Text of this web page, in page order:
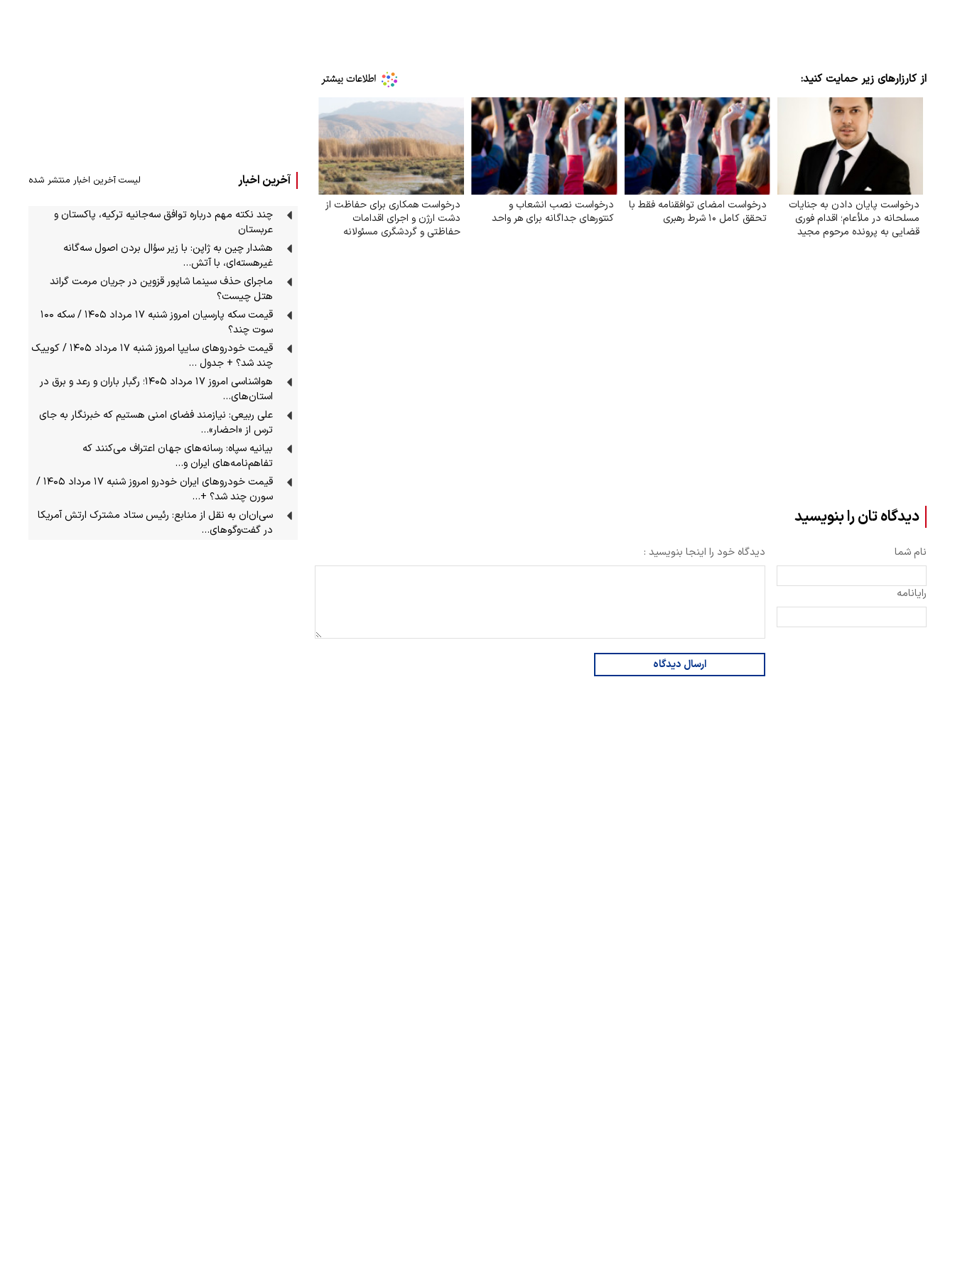
از کارزارهای زیر حمایت کنید:
درخواست پایان دادن به جنایات
مسلحانه در ملأعام؛ اقدام فوری
قضایی به پرونده مرحوم مجید
درخواست امضای توافقنامه فقط با
تحقق کامل ۱۰ شرط رهبری
درخواست نصب انشعاب و
کنتورهای جداگانه برای هر واحد
درخواست همکاری برای حفاظت از
دشت ارژن و اجرای اقدامات
حفاظتی و گردشگری مسئولانه
دیدگاه تان را بنویسید
نام شما
رایانامه
دیدگاه خود را اینجا بنویسید :
ارسال دیدگاه
آخرین اخبار لیست آخرین اخبار منتشر شده
چند نکته مهم درباره توافق سه‌جانیه ترکیه، پاکستان و
عربستان
هشدار چین به ژاپن: با زیر سؤال بردن اصول سه‌گانه
غیرهسته‌ای، با آتش…
ماجرای حذف سینما شاپور قزوین در جریان مرمت گراند
هتل چیست؟
قیمت سکه پارسیان امروز شنبه ۱۷ مرداد ۱۴۰۵ / سکه ۱۰۰
سوت چند؟
قیمت خودرو‌های سایپا امروز شنبه ۱۷ مرداد ۱۴۰۵ / کوییک
چند شد؟ + جدول …
هواشناسی امروز ۱۷ مرداد ۱۴۰۵؛ رگبار باران و رعد و برق در
استان‌های…
علی ربیعی: نیازمند فضای امنی هستیم که خبرنگار به جای
ترس از «احضار»…
بیانیه سپاه: رسانه‌های جهان اعتراف می‌کنند که
تفاهم‌نامه‌های ایران و…
قیمت خودرو‌های ایران خودرو امروز شنبه ۱۷ مرداد ۱۴۰۵ /
سورن چند شد؟ +…
سی‌ان‌ان‌ به نقل از منابع: رئیس ستاد مشترک ارتش آمریکا
در گفت‌وگوهای…